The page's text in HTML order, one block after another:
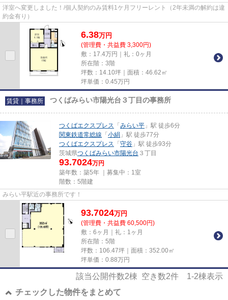
洋室へ変更しました！/個人契約のみ賃料1ケ月フリーレント（2年未満の解約は違
約金有り）
6.38万円
(管理費・共益費 3,300円)
敷：17.4万円｜礼：0ヶ月
所在階：3階
坪数：14.10坪｜面積：46.62㎡
坪単価： 0.45万円
賃貸｜事務所 つくばみらい市陽光台３丁目の事務所
つくばエクスプレス 「 みらい平 」駅 徒歩6分
関東鉄道常総線 「 小絹 」駅 徒歩77分
つくばエクスプレス 「 守谷 」駅 徒歩93分
茨城県つくばみらい市陽光台 ３丁目
93.7024万円
築年数：築5年 ｜募集中： 1室
階数：5階建
みらい平駅近の事務所です！
93.7024万円
(管理費・共益費 60,500円)
敷：6ヶ月｜礼：1ヶ月
所在階：5階
坪数：106.47坪｜面積：352.00㎡
坪単価： 0.88万円
該当公開件数2棟 空き数2件 1-2棟表示
チェックした物件をまとめて